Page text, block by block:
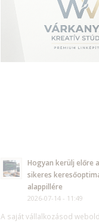
Hogyan kerülj előre
sikeres
alappillére
2026-07-14 - 11:49
A saját vállalkozásod